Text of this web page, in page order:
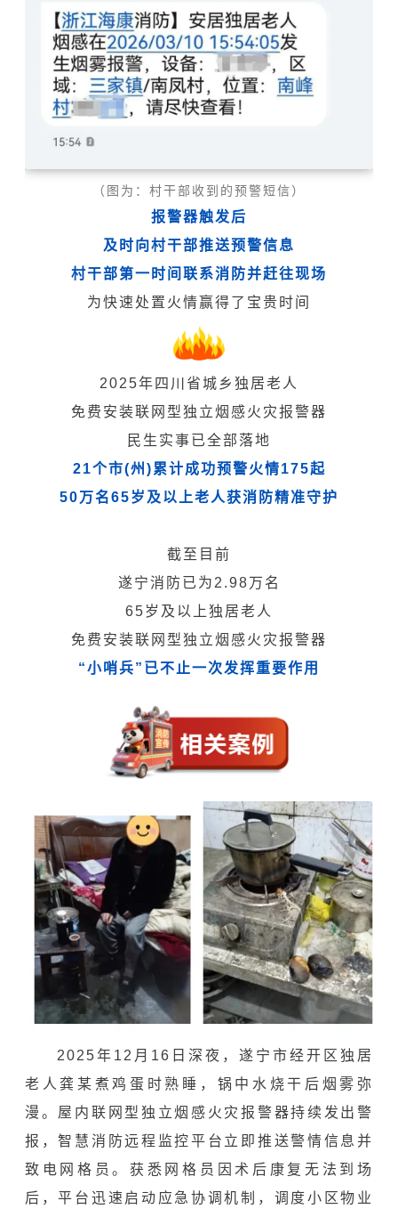
（图为：村干部收到的预警短信）
报警器触发后
及时向村干部推送预警信息
村干部第一时间联系消防并赶往现场
为快速处置火情赢得了宝贵时间
2025年四川省城乡独居老人
免费安装联网型独立烟感火灾报警器
民生实事已全部落地
21个市(州)累计成功预警火情175起
50万名65岁及以上老人获消防精准守护
截至目前
遂宁消防已为2.98万名
65岁及以上独居老人
免费安装联网型独立烟感火灾报警器
“小哨兵”已不止一次发挥重要作用
2025年12月16日深夜，遂宁市经开区独居
老人龚某煮鸡蛋时熟睡，锅中水烧干后烟雾弥
漫。屋内 联网型独立烟感火灾报警器持续发出警
报，智慧消防远程监控平台立即推送警情信息并
致电网格员。获悉网格员因术后康复无法到场
后，平台迅速启动应急协调机制，调度小区物业